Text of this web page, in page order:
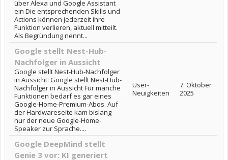
über Alexa und Google Assistant
ein Die entsprechenden Skills und
Actions können jederzeit ihre
Funktion verlieren, aktuell mitteilt.
Als Begründung nennt...
Google stellt Nest-Hub-
Nachfolger in Aussicht
Google stellt Nest-Hub-Nachfolger
in Aussicht: Google stellt Nest-Hub-
Nachfolger in Aussicht Für manche
Funktionen bedarf es gar eines
Google-Home-Premium-Abos. Auf
der Hardwareseite kam bislang
nur der neue Google-Home-
Speaker zur Sprache....
User-
Neuigkeiten
7. Oktober
2025
Google DeepMind stellt
Genie 3 vor: KI generiert